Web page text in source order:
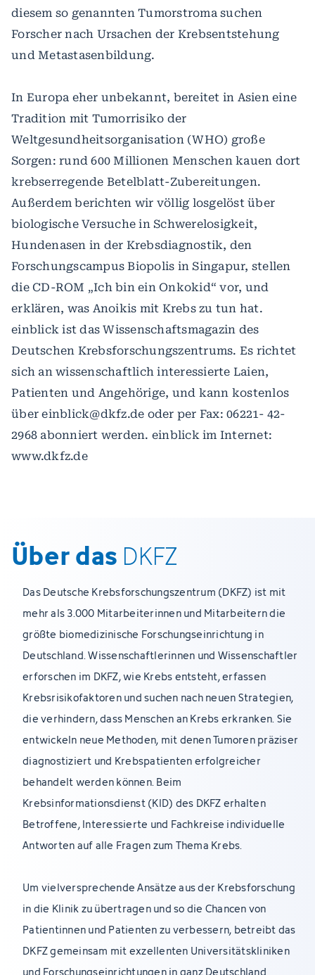
diesem so genannten Tumorstroma suchen
Forscher nach Ursachen der Krebsentstehung
und Metastasenbildung.
In Europa eher unbekannt, bereitet in Asien eine
Tradition mit Tumorrisiko der
Weltgesundheitsorganisation (WHO) große
Sorgen: rund 600 Millionen Menschen kauen dort
krebserregende Betelblatt-Zubereitungen.
Außerdem berichten wir völlig losgelöst über
biologische Versuche in Schwerelosigkeit,
Hundenasen in der Krebsdiagnostik, den
Forschungscampus Biopolis in Singapur, stellen
die CD-ROM „Ich bin ein Onkokid“ vor, und
erklären, was Anoikis mit Krebs zu tun hat.
einblick ist das Wissenschaftsmagazin des
Deutschen Krebsforschungszentrums. Es richtet
sich an wissenschaftlich interessierte Laien,
Patienten und Angehörige, und kann kostenlos
über einblick@dkfz.de oder per Fax: 06221- 42-
2968 abonniert werden. einblick im Internet:
www.dkfz.de
Über das DKFZ
Das Deutsche Krebsforschungszentrum (DKFZ) ist mit
mehr als 3.000 Mitarbeiterinnen und Mitarbeitern die
größte biomedizinische Forschungseinrichtung in
Deutschland. Wissenschaftlerinnen und Wissenschaftler
erforschen im DKFZ, wie Krebs entsteht, erfassen
Krebsrisikofaktoren und suchen nach neuen Strategien,
die verhindern, dass Menschen an Krebs erkranken. Sie
entwickeln neue Methoden, mit denen Tumoren präziser
diagnostiziert und Krebspatienten erfolgreicher
behandelt werden können. Beim
Krebsinformationsdienst (KID) des DKFZ erhalten
Betroffene, Interessierte und Fachkreise individuelle
Antworten auf alle Fragen zum Thema Krebs.
Um vielversprechende Ansätze aus der Krebsforschung
in die Klinik zu übertragen und so die Chancen von
Patientinnen und Patienten zu verbessern, betreibt das
DKFZ gemeinsam mit exzellenten Universitätskliniken